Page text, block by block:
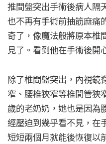
推間盤突出手術後病人隔
也不再有手術前抽筋麻痛
奇了，像魔法般將原本椎
見了。看到他在手術後開
除了椎間盤突出，內視鏡
窄、腰椎狹窄等椎間管狹
歲的老奶奶，她也是因為
經壓迫到幾乎看不見，在
短短兩個月就能後恢復以